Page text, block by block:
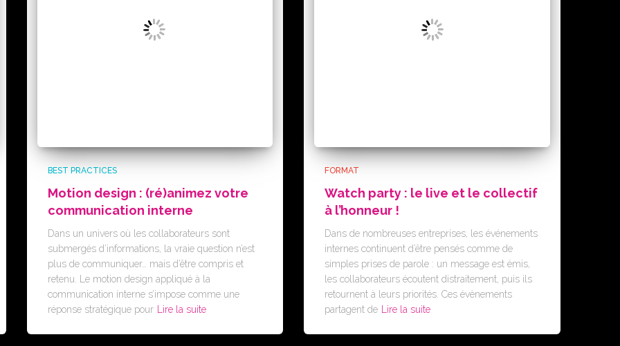
BEST PRACTICES
Motion design : (ré)animez votre
communication interne
Dans un univers où les collaborateurs sont
submergés d’informations, la vraie question n’est
plus de communiquer… mais d’être compris et
retenu. Le motion design appliqué à la
communication interne s’impose comme une
réponse stratégique pour
Lire la suite
FORMAT
Watch party : le live et le collectif
à l’honneur !
Dans de nombreuses entreprises, les événements
internes continuent d’être pensés comme de
simples prises de parole : un message est émis,
les collaborateurs écoutent distraitement, puis ils
retournent à leurs priorités. Ces évènements
partagent de
Lire la suite